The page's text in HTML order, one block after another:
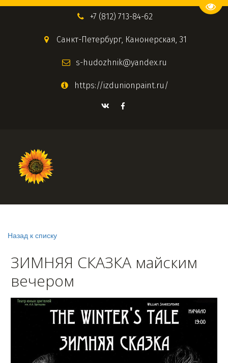
+7 (812) 713-84-62
Санкт-Петербург, Канонерская, 31
s-hudozhnik@yandex.ru
https://izdunionpaint.ru/
Назад к списку
ЗИМНЯЯ СКАЗКА майским
вечером